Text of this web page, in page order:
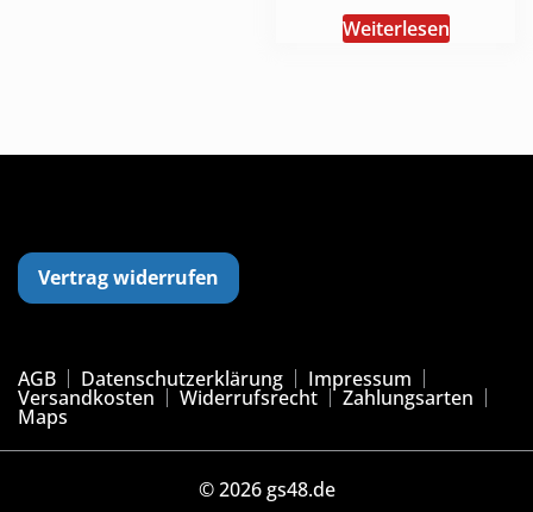
Weiterlesen
Vertrag widerrufen
AGB Datenschutzerklärung Impressum
Versandkosten Widerrufsrecht Zahlungsarten
Maps
© 2026 gs48.de